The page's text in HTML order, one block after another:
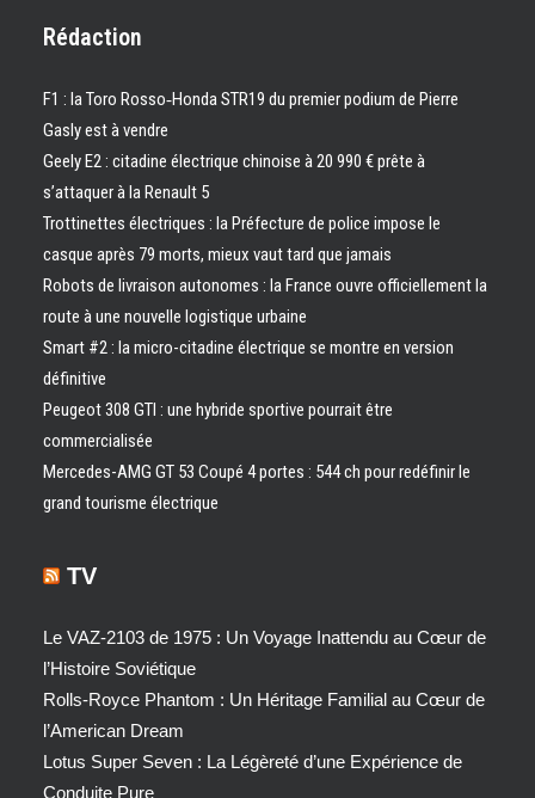
Rédaction
F1 : la Toro Rosso‑Honda STR19 du premier podium de Pierre
Gasly est à vendre
Geely E2 : citadine électrique chinoise à 20 990 € prête à
s’attaquer à la Renault 5
Trottinettes électriques : la Préfecture de police impose le
casque après 79 morts, mieux vaut tard que jamais
Robots de livraison autonomes : la France ouvre officiellement la
route à une nouvelle logistique urbaine
Smart #2 : la micro-citadine électrique se montre en version
définitive
Peugeot 308 GTI : une hybride sportive pourrait être
commercialisée
Mercedes-AMG GT 53 Coupé 4 portes : 544 ch pour redéfinir le
grand tourisme électrique
TV
Le VAZ-2103 de 1975 : Un Voyage Inattendu au Cœur de
l’Histoire Soviétique
Rolls-Royce Phantom : Un Héritage Familial au Cœur de
l’American Dream
Lotus Super Seven : La Légèreté d’une Expérience de
Conduite Pure